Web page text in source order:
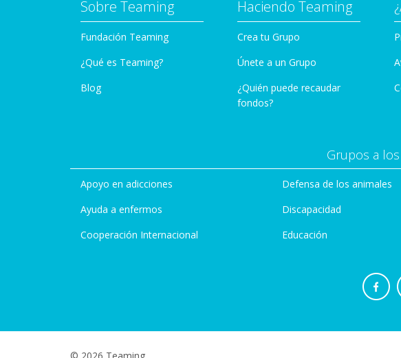
Sobre Teaming
Fundación Teaming
¿Qué es Teaming?
Blog
Haciendo Teaming
Crea tu Grupo
Únete a un Grupo
¿Quién puede recaudar
fondos?
Grupos a
Apoyo en adicciones
Ayuda a enfermos
Cooperación Internacional
Defensa de los animales
Discapacidad
Educación